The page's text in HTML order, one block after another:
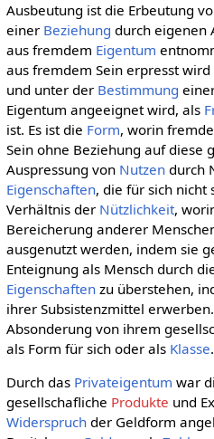
Ausbeutung ist die Erbeutung
einer Beziehung durch eigenen
aus fremdem Eigentum
aus fremdem Sein erpresst
und unter der Bestimmung
Eigentum angeeignet wird, als
ist. Es ist die Form, worin
Sein ohne Beziehung auf diese
Auspressung von Nutzendurch
Eigenschaften, die für sich nicht
Verhältnis der Nützlichkeit,
Bereicherung anderer
ausgenutzt werden, indem sie
Enteignung als Mensch durch
Eigenschaftenzu überstehen,
ihrer Subsistenzmittel
Absonderung von ihrem
als Form für sich oder als Klasse.
Durch das Privateigentum war
gesellschafliche Produkte und
Widerspruchder Geldform